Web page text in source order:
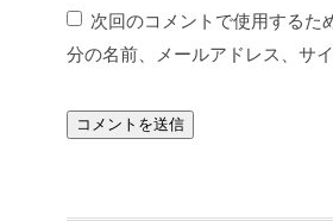
次回のコメントで使用するた
分の名前、メールアドレス、サ